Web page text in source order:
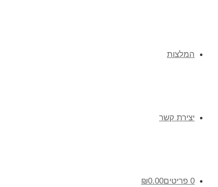
המלצות
יצירת קשר
0 פריטים ₪0.00